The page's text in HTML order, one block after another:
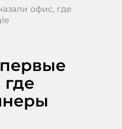
офис, где